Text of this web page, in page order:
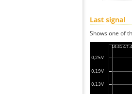
Last signal
Shows one of